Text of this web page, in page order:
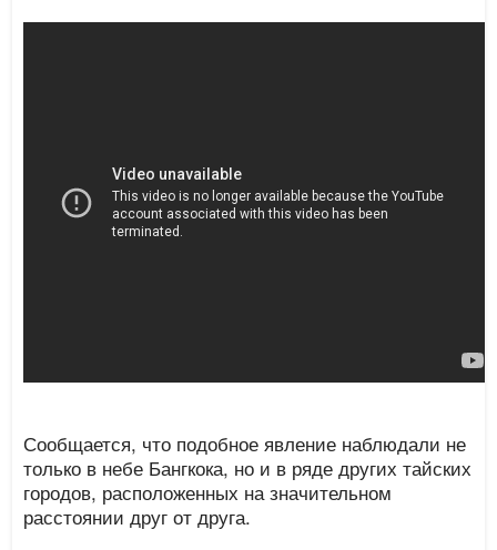
Сообщается, что подобное явление наблюдали не
только в небе Бангкока, но и в ряде других тайских
городов, расположенных на значительном
расстоянии друг от друга.